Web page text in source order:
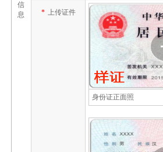
信
息
* 上传证件
身份证正面照